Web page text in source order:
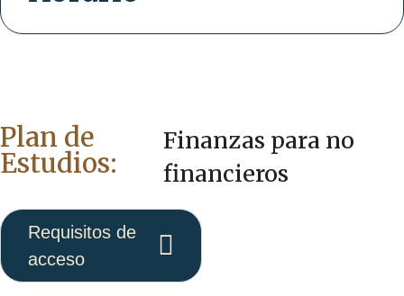
Plan de
Estudios:
Finanzas para no
financieros
Requisitos de
acceso